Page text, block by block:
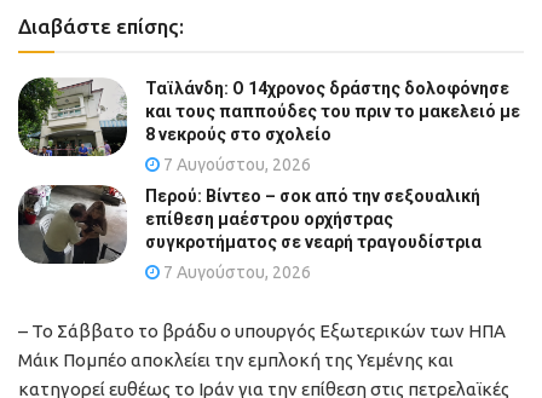
Διαβάστε επίσης:
Ταϊλάνδη: Ο 14χρονος δράστης δολοφόνησε
και τους παππούδες του πριν το μακελειό με
8 νεκρούς στο σχολείο
7 Αυγούστου, 2026
Περού: Βίντεο – σοκ από την σεξουαλική
επίθεση μαέστρου ορχήστρας
συγκροτήματος σε νεαρή τραγουδίστρια
7 Αυγούστου, 2026
– Το Σάββατο το βράδυ ο υπουργός Εξωτερικών των ΗΠΑ
Μάικ Πομπέο αποκλείει την εμπλοκή της Υεμένης και
κατηγορεί ευθέως το Ιράν για την επίθεση στις πετρελαϊκές